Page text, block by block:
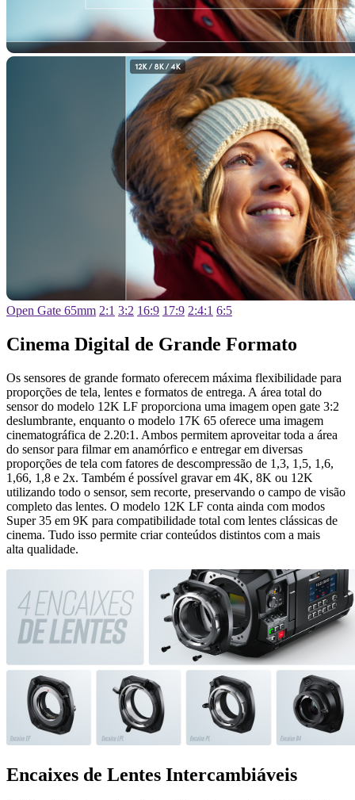
Open Gate 65mm 2:1 3:2 16:9 17:9 2:4:1 6:5
Cinema Digital de Grande Formato
Os sensores de grande formato oferecem máxima flexibilidade para
proporções de tela, lentes e formatos de entrega. A área total do
sensor do modelo 12K LF proporciona uma imagem open gate 3:2
deslumbrante, enquanto o modelo 17K 65 oferece uma imagem
cinematográfica de 2.20:1. Ambos permitem aproveitar toda a área
do sensor para filmar em anamórfico e entregar em diversas
proporções de tela com fatores de descompressão de 1,3, 1,5, 1,6,
1,66, 1,8 e 2x. Também é possível gravar em 4K, 8K ou 12K
utilizando todo o sensor, sem recorte, preservando o campo de visão
completo das lentes. O modelo 12K LF conta ainda com modos
Super 35 em 9K para compatibilidade total com lentes clássicas de
cinema. Tudo isso permite criar conteúdos distintos com a mais
alta qualidade.
Encaixes de Lentes Intercambiáveis